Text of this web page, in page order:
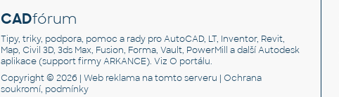
CADfórum
Tipy, triky, podpora, pomoc a rady pro AutoCAD, LT, Inventor, Revit,
Map, Civil 3D, 3ds Max, Fusion, Forma, Vault, PowerMill a další Autodesk
aplikace (support firmy ARKANCE). VizO portálu.
Copyright © 2026 |Web reklama na tomto serveru |Ochrana
soukromí, podmínky